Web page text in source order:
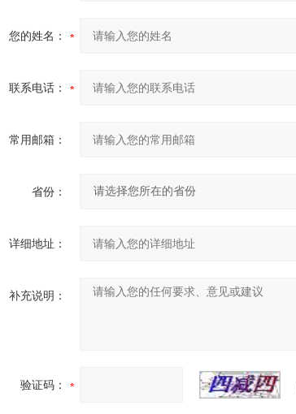
您的姓名：
联系电话：
常用邮箱：
省份：
详细地址：
补充说明：
验证码：